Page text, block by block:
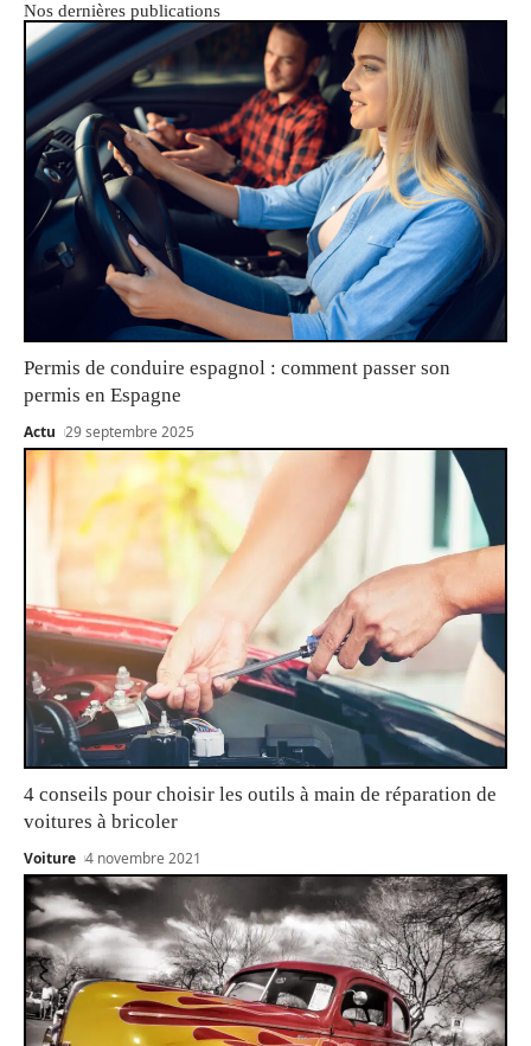
Nos dernières publications
Permis de conduire espagnol : comment passer son
permis en Espagne
Actu 29 septembre 2025
4 conseils pour choisir les outils à main de réparation de
voitures à bricoler
Voiture 4 novembre 2021